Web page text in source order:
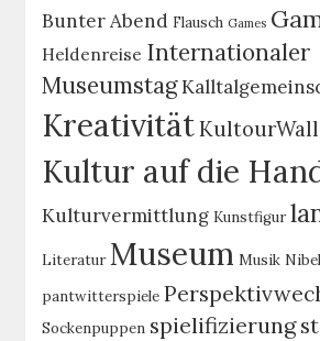
Bunter Abend Flausch Games
Heldenreise Internationaler
Museumstag
Kreativität
Kultur auf die
Kulturvermittlung Kunstfigur
Literatur Museum Musik
pantwitterspiele
Sockenpuppen spielifizierung